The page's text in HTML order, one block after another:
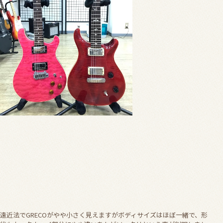
遠近法でGRECOがやや小さく見えますがボディサイズはほぼ一緒で、形